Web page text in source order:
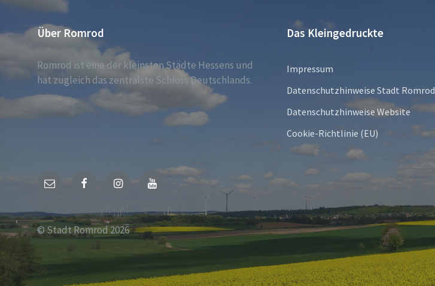
Über Romrod
Romrod ist eine der kleinsten Städte Hessens und
hat zugleich das zentralste Schloss Deutschlands.
Das Kleingedruckte
Impressum
Datenschutzhinweise Stadt Romrod
Datenschutzhinweise Website
Cookie-Richtlinie (EU)
E- FacebookInstagramYouTube
© Stadt Romrod 2026